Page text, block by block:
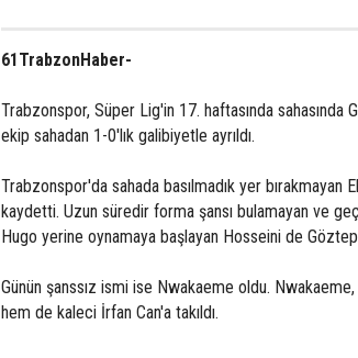
61TrabzonHaber-
Trabzonspor, Süper Lig'in 17. haftasında sahasında
ekip sahadan 1-0'lık galibiyetle ayrıldı.
Trabzonspor'da sahada basılmadık yer bırakmayan
kaydetti. Uzun süredir forma şansı bulamayan ve
Hugo yerine oynamaya başlayan Hosseini de
Günün şanssız ismi ise Nwakaeme oldu.
hem de kaleci İrfan Can'a takıldı.